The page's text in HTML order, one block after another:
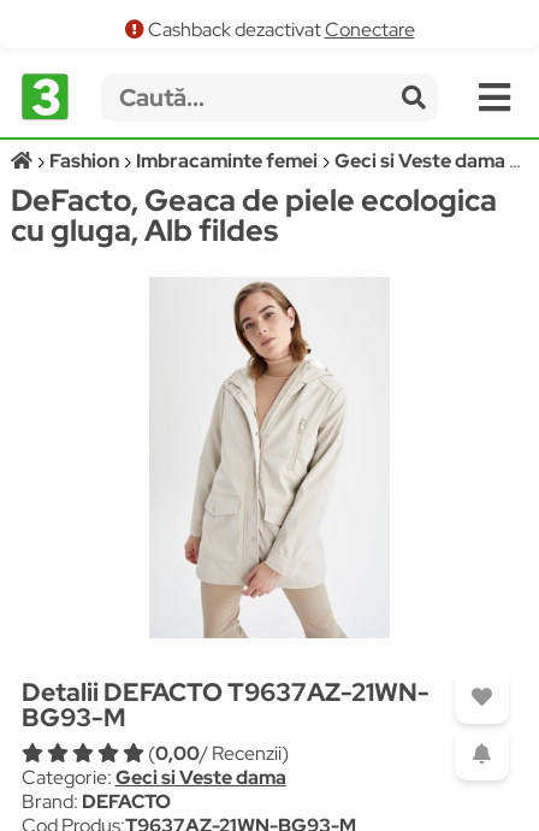
Cashback dezactivatConectare
Fashion Imbracaminte femei Geci si Veste dama
DeFacto, Geaca de piele ecologica
cu gluga, Alb fildes
Detalii DEFACTO T9637AZ-21WN-
BG93-M
(0,00/ Recenzii)
Categorie:Geci si Veste dama
Brand: DEFACTO
Cod Produs:T9637AZ-21WN-BG93-M